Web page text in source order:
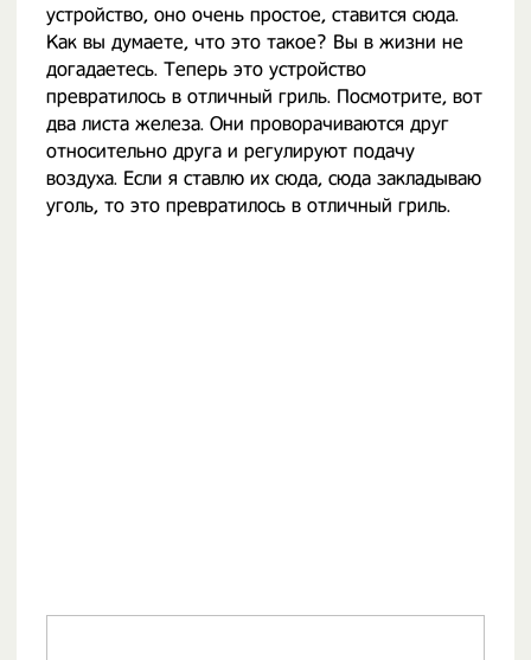
устройство, оно очень простое, ставится сюда.
Как вы думаете, что это такое? Вы в жизни не
догадаетесь. Теперь это устройство
превратилось в отличный гриль. Посмотрите, вот
два листа железа. Они проворачиваются друг
относительно друга и регулируют подачу
воздуха. Если я ставлю их сюда, сюда закладываю
уголь, то это превратилось в отличный гриль.